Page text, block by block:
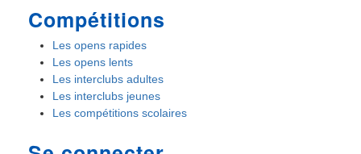
Compétitions
Les opens rapides
Les opens lents
Les interclubs adultes
Les interclubs jeunes
Les compétitions scolaires